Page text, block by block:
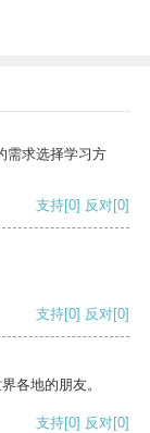
需求选择学习方
支持[0] 反对[0]
支持[0] 反对[0]
各地的朋友。
支持[0] 反对[0]